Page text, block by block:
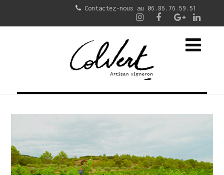
Contactez-nous au 06.86.76.59.51